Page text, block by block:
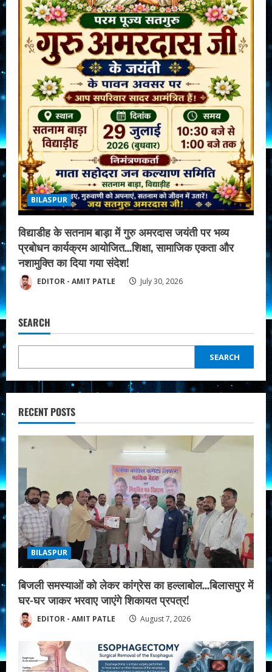
BILASPUR
विद्याडीह के सतनाम बाड़ा में गुरु अमरदास जयंती पर भव्य
प्रबोधन कार्यक्रम आयोजित…शिक्षा, सामाजिक एकता और
नशामुक्ति का दिया गया संदेश!
EDITOR - AMIT PATLE July 30, 2026
SEARCH
SEARCH
RECENT POSTS
BILASPUR
बिजली समस्याओं को लेकर कांग्रेस का हल्लाबोल…बिलासपुर में
घर-घर जाकर भरवाए जाएंगे शिकायत प्रपत्र!
EDITOR - AMIT PATLE August 7, 2026